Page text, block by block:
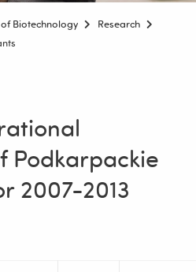
of Biotechnology
Research
Podkarpackie
2007-2013